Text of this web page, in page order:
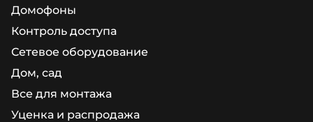
Домофоны
Контроль доступа
Сетевое оборудование
Дом, сад
Все для монтажа
Уценка и распродажа